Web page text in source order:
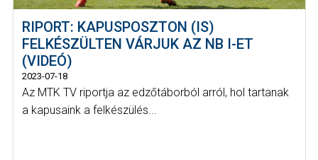
RIPORT: KAPUSPOSZTON (IS)
FELKÉSZÜLTEN VÁRJUK AZ NB I-ET
(VIDEÓ)
2023-07-18
Az MTK TV riportja az edzőtáborból arról, hol tartanak
a kapusaink a felkészülés...